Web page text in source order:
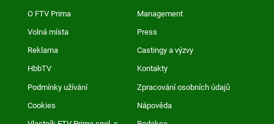
O FTV Prima Management
Volná místa Press
Reklama Castingy a výzvy
HbbTV Kontakty
Podmínky užívání Zpracování osobních údajů
Cookies Nápověda